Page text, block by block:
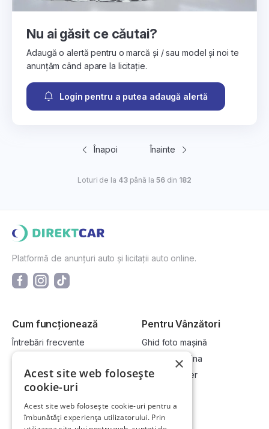
Nu ai găsit ce căutai?
Adaugă o alertă pentru o marcă și / sau model și noi te
anunțăm când apare la licitație.
Login pentru a putea adaugă alertă
Înapoi Înainte
Loturi de la 43până la 56din 182
Platformă de anunțuri auto și licitații auto online.
Cum funcționează
Întrebări frecvente
Cum vând la licitație?
Pentru Vânzători
Ghid foto mașină
Vinde-ți mașina
Devino dealer
Link-uri utile Compania
×
Acest site web folosește
cookie-uri
Acest site web folosește cookie-uri pentru a
îmbunătăți experiența utilizatorului. Prin